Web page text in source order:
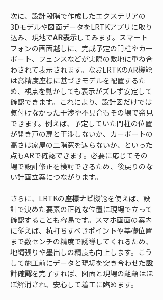
次に、設計段階で作成したエクステリアの
3Dモデルや図面データをLRTKアプリに取り
込み、現地でAR表示してみます。スマート
フォンの画面越しに、完成予定の門柱やカー
ポート、フェンスなどが実際の敷地に重ね合
わされて表示されます。なおLRTKのAR機能
は高精度座標に基づきモデルを配置するた
め、視点を動かしても表示がズレず安定して
確認できます。これにより、設計図だけでは
気付けなかった干渉や不具合もその場で発見
できます。例えば、予定していた門柱の位置
が開き戸の扉と干渉しないか、カーポートの
高さは家屋の二階窓を遮らないか、といった
点もARで確認できます。必要に応じてその
場で設計修正を検討できるため、後戻りのな
い計画立案につながります。
さらに、LRTKの座標ナビ機能を使えば、設
計で決めた要素の正確な位置に現場で立って
確認することも容易です。スマホ画面の案内
に従えば、杭打ちすべきポイントや基礎位置
まで数センチの精度で誘導してくれるため、
地縄張りや墨出しの精度も向上します。こう
して施工前にデータと現場を突き合わせた設
計確認を完了すれば、図面と現場の齟齬はほ
ぼ解消され、安心して着工に臨めます。